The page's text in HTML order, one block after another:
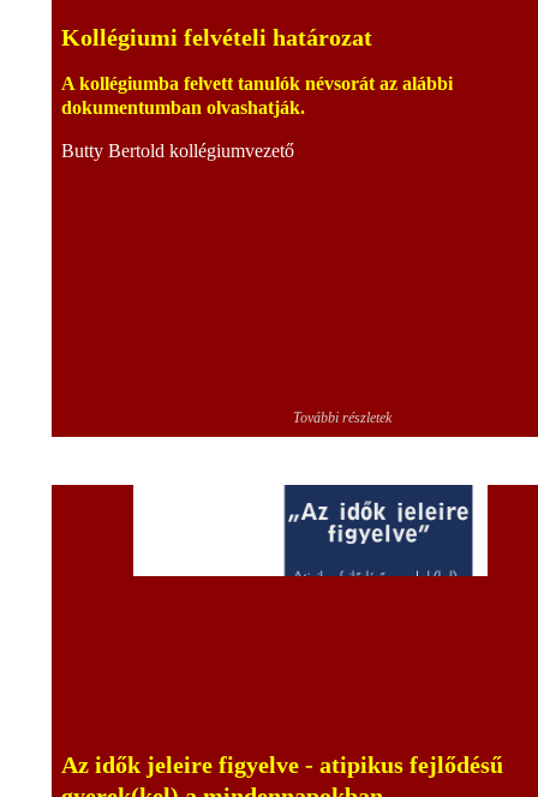
Kollégiumi felvételi határozat
A kollégiumba felvett tanulók névsorát az alábbi
dokumentumban olvashatják.
Butty Bertold kollégiumvezető
További részletek
Az idők jeleire figyelve - atipikus fejlődésű